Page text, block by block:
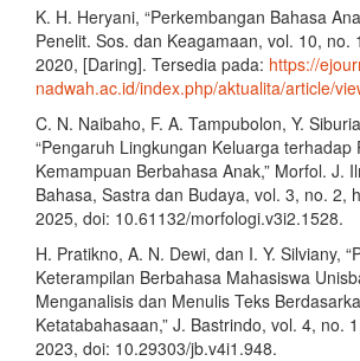
K. H. Heryani, “Perkembangan Bahasa
Penelit. Sos. dan Keagamaan, vol. 10, no.
2020, [Daring]. Tersedia pada: https://
nadwah.ac.id/index.php/aktualita/article/
C. N. Naibaho, F. A. Tampubolon, Y.
“Pengaruh Lingkungan Keluarga terhadap
Kemampuan Berbahasa Anak,” Morfol. J.
Bahasa, Sastra dan Budaya, vol. 3, no. 2,
2025, doi: 10.61132/morfologi.v3i2.1528.
H. Pratikno, A. N. Dewi, dan I. Y. Silviany,
Keterampilan Berbahasa Mahasiswa
Menganalisis dan Menulis Teks
Ketatabahasaan,” J. Bastrindo, vol. 4, no.
2023, doi: 10.29303/jb.v4i1.948.